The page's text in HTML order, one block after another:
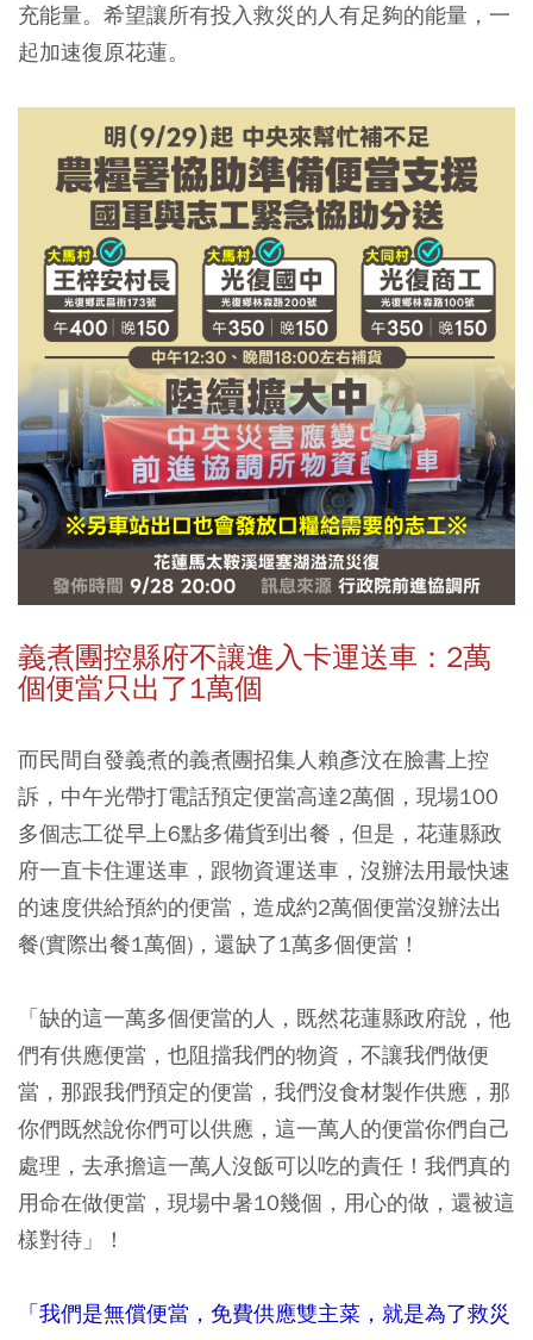
充能量。希望讓所有投入救災的人有足夠的能量，一
起加速復原花蓮。
義煮團控縣府不讓進入卡運送車：2萬
個便當只出了1萬個
而民間自發義煮的義煮團招集人賴彥汶在臉書上控
訴，中午光帶打電話預定便當高達2萬個，現場100
多個志工從早上6點多備貨到出餐，但是，花蓮縣政
府一直卡住運送車，跟物資運送車，沒辦法用最快速
的速度供給預約的便當，造成約2萬個便當沒辦法出
餐(實際出餐1萬個)，還缺了1萬多個便當！
「缺的這一萬多個便當的人，既然花蓮縣政府說，他
們有供應便當，也阻擋我們的物資，不讓我們做便
當，那跟我們預定的便當，我們沒食材製作供應，那
你們既然說你們可以供應，這一萬人的便當你們自己
處理，去承擔這一萬人沒飯可以吃的責任！我們真的
用命在做便當，現場中暑10幾個，用心的做，還被這
樣對待」！
「我們是無償便當，免費供應雙主菜，就是為了救災